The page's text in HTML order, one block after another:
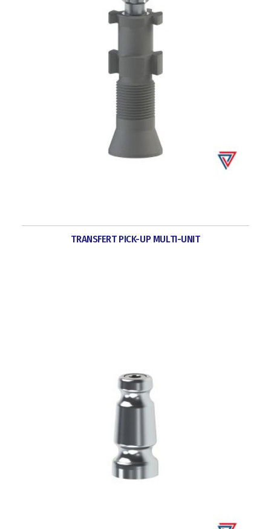
TRANSFERT PICK-UP MULTI-UNIT